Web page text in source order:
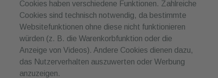
Cookies haben verschiedene Funktionen. Zahlreiche
Cookies sind technisch notwendig, da bestimmte
Websitefunktionen ohne diese nicht funktionieren
würden (z. B. die Warenkorbfunktion oder die
Anzeige von Videos). Andere Cookies dienen dazu,
das Nutzerverhalten auszuwerten oder Werbung
anzuzeigen.